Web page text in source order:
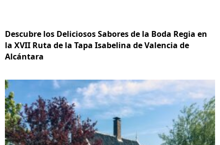
Descubre los Deliciosos Sabores de la Boda Regia en
la XVII Ruta de la Tapa Isabelina de Valencia de
Alcántara